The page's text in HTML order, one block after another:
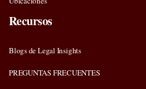
Recursos
Blogs de Legal Insights
PREGUNTAS FRECUENTES